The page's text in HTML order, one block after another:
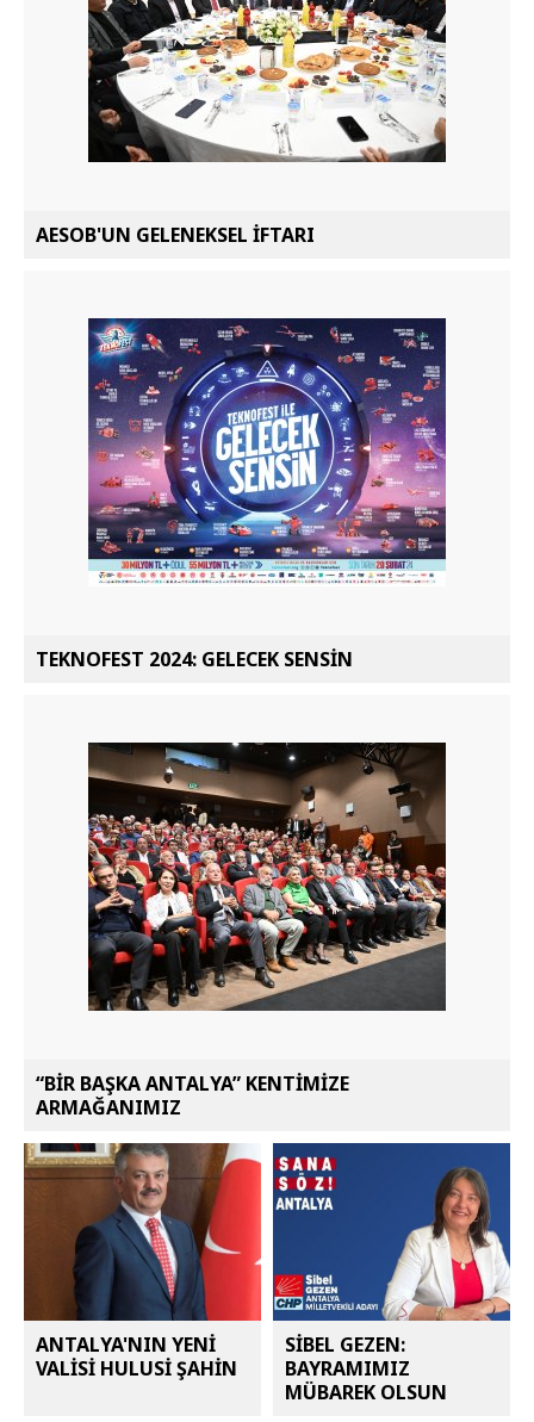
AESOB'UN GELENEKSEL İFTARI
TEKNOFEST 2024: GELECEK SENSİN
“BİR BAŞKA ANTALYA” KENTİMİZE
ARMAĞANIMIZ
ANTALYA'NIN YENİ
VALİSİ HULUSİ ŞAHİN
SİBEL GEZEN:
BAYRAMIMIZ
MÜBAREK OLSUN